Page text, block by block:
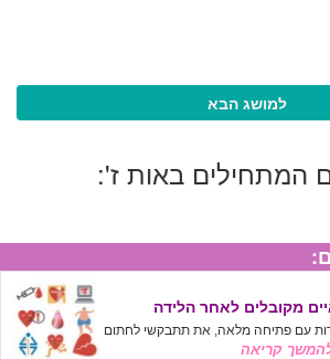
למושג הבא
המתחילים באות ז':
מקובלים לאחר הלידה
עם פתיחה מלאה, את תתבקשי לחתום
קריאה